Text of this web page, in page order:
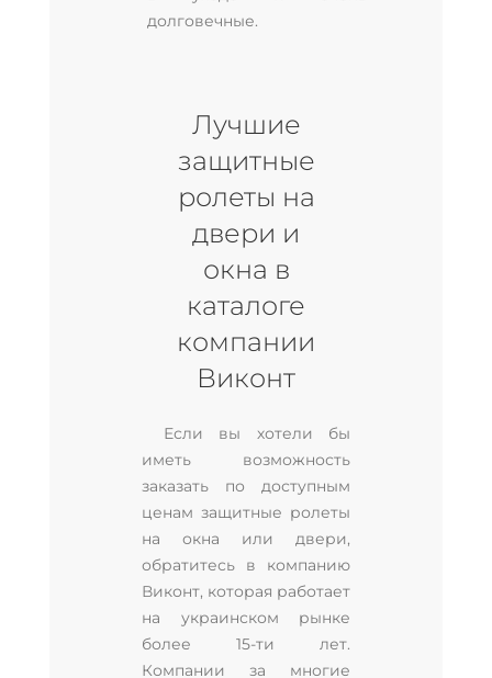
долговечные.
Лучшие
защитные
ролеты на
двери и
окна в
каталоге
компании
Виконт
Если вы хотели бы
иметь возможность
заказать по доступным
ценам защитные ролеты
на окна или двери,
обратитесь в компанию
Виконт, которая работает
на украинском рынке
более 15-ти лет.
Компании за многие